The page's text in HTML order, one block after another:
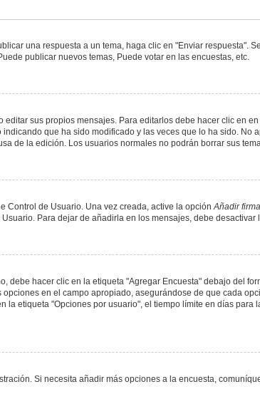
una respuesta a un tema, haga clic en "Enviar respuesta".
publicar nuevos temas, Puede votar en las encuestas, etc.
sus propios mensajes. Para editarlos debe hacer clic en en
que ha sido modificado y las veces que lo ha sido.
de la edición. Los usuarios normales no podrán borrar sus
Control de Usuario. Una vez creada, active la opciónAñadir firma
Para dejar de añadirla en los mensajes, debe
debe hacer clic en la etiqueta "Agregar Encuesta" debajo del
en el campo apropiado, asegurándose de que cada
etiqueta "Opciones por usuario", el tiempo límite en días
Si necesita añadir más opciones a la encuesta,